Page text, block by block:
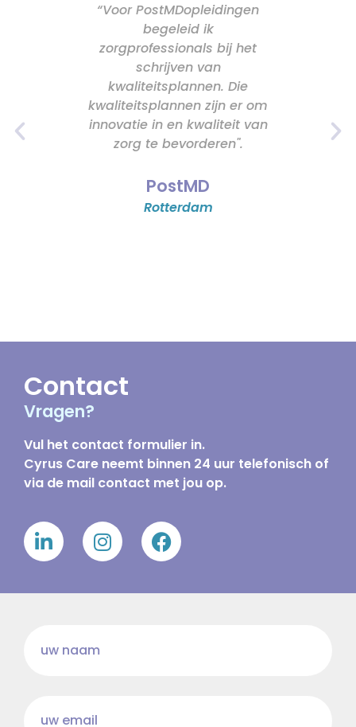
“Voor PostMDopleidingen
begeleid ik
zorgprofessionals bij het
schrijven van
kwaliteitsplannen. Die
kwaliteitsplannen zijn er om
innovatie in en kwaliteit van
zorg te bevorderen".
PostMD
Rotterdam
naar
aantal
Contact
Vragen?
Vul het contact formulier in.
Cyrus Care neemt binnen 24 uur telefonisch of
via de mail contact met jou op.